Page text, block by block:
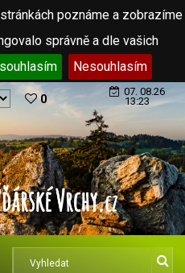
poznáme a zobrazíme
správně a dle vašich
Nesouhlasím
0
07. 08.26
13:23